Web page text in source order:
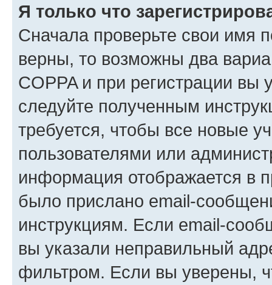
Я только что
Сначала проверьте свои имя
верны, то возможны два
COPPA и при регистрации вы
следуйте полученным
требуется, чтобы все новые
пользователями или
информация отображается в
было прислано email-
инструкциям. Если email-
вы указали неправильный
фильтром. Если вы уверены,